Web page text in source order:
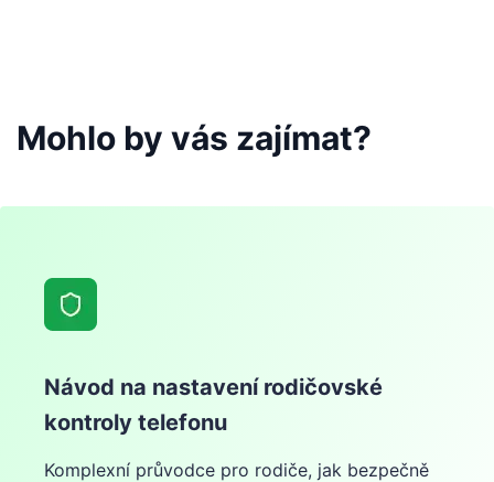
Mohlo by vás zajímat?
Návod na nastavení rodičovské
kontroly telefonu
Komplexní průvodce pro rodiče, jak bezpečně